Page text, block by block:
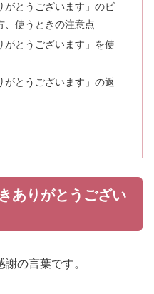
がとうございます」のビ
、使うときの注意点
がとうございます」を使
がとうございます」の返
ありがとうござい
の言葉です。